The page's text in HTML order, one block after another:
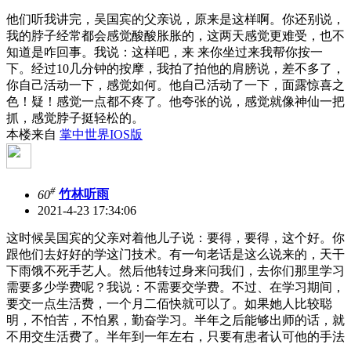
他们听我讲完，吴国宾的父亲说，原来是这样啊。你还别说，
我的脖子经常都会感觉酸酸胀胀的，这两天感觉更难受，也不
知道是咋回事。我说：这样吧，来 来你坐过来我帮你按一
下。经过10几分钟的按摩，我拍了拍他的肩膀说，差不多了，
你自己活动一下，感觉如何。他自己活动了一下，面露惊喜之
色！疑！感觉一点都不疼了。他夸张的说，感觉就像神仙一把
抓，感觉脖子挺轻松的。
本楼来自 掌中世界IOS版
60# 竹林听雨
2021-4-23 17:34:06
这时候吴国宾的父亲对着他儿子说：要得，要得，这个好。你
跟他们去好好的学这门技术。有一句老话是这么说来的，天干
下雨饿不死手艺人。然后他转过身来问我们，去你们那里学习
需要多少学费呢？我说：不需要交学费。不过、在学习期间，
要交一点生活费，一个月二佰快就可以了。如果她人比较聪
明，不怕苦，不怕累，勤奋学习。半年之后能够出师的话，就
不用交生活费了。半年到一年左右，只要有患者认可他的手法